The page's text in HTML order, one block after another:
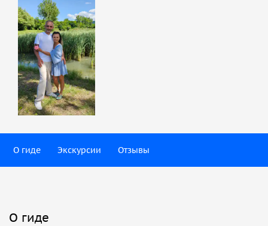
О гиде Экскурсии Отзывы
О гиде